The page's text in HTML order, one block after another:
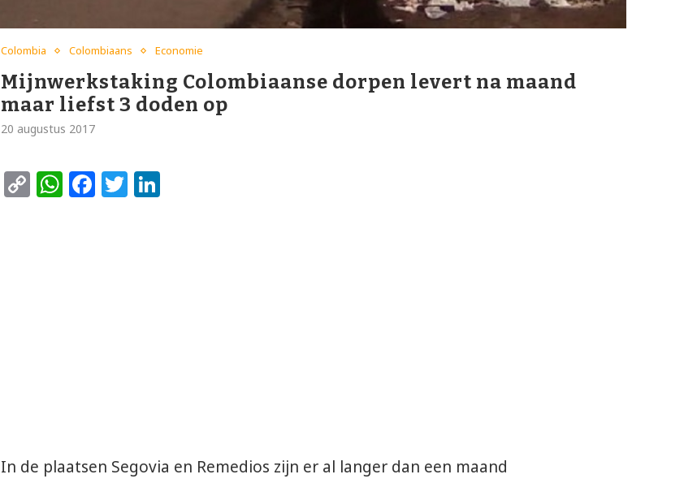
Colombia Colombiaans Economie
Mijnwerkstaking Colombiaanse dorpen levert na maand
maar liefst 3 doden op
20 augustus 2017
CopyWhatsApp
Facebook
Twitter
In de plaatsen Segovia en Remedios zijn er al langer dan een maand